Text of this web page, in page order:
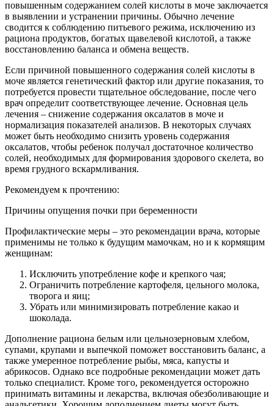
повышенным содержанием солей кислоты в моче заключается
в выявлении и устранении причины. Обычно лечение
сводится к соблюдению питьевого режима, исключению из
рациона продуктов, богатых щавелевой кислотой, а также
восстановлению баланса и обмена веществ.
Если причиной повышенного содержания солей кислоты в
моче является генетический фактор или другие показания, то
потребуется провести тщательное обследование, после чего
врач определит соответствующее лечение. Основная цель
лечения – снижение содержания оксалатов в моче и
нормализация показателей анализов. В некоторых случаях
может быть необходимо снизить уровень содержания
оксалатов, чтобы ребенок получал достаточное количество
солей, необходимых для формирования здорового скелета, во
время грудного вскармливания.
Рекомендуем к прочтению:
Причины опущения почки при беременности
Профилактические меры – это рекомендации врача, которые
применимы не только к будущим мамочкам, но и к кормящим
женщинам:
Исключить употребление кофе и крепкого чая;
Ограничить потребление картофеля, цельного молока,
творога и яиц;
Убрать или минимизировать потребление какао и
шоколада.
Дополнение рациона белым или цельнозерновым хлебом,
супами, крупами и выпечкой поможет восстановить баланс, а
также умеренное потребление рыбы, мяса, капусты и
абрикосов. Однако все подробные рекомендации может дать
только специалист. Кроме того, рекомендуется осторожно
принимать витамины и лекарства, включая обезболивающие и